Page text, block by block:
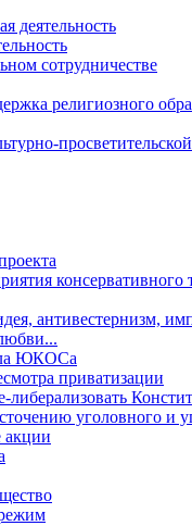
деятельность
сотрудничестве
религиозного
консервативного
антивестернизм,
ЮКОСа
приватизации
либерализовать
уголовного и
акции